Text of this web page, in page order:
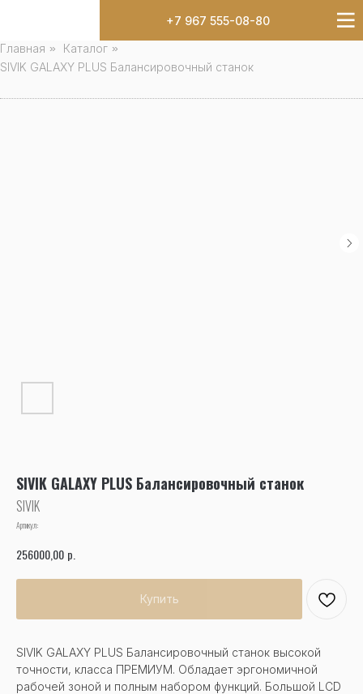
+7 967 555-08-80
Главная » Каталог »
SIVIK GALAXY PLUS Балансировочный станок
SIVIK GALAXY PLUS Балансировочный станок
SIVIK
Артикул:
256000,00 р.
Купить
SIVIK GALAXY PLUS Балансировочный станок высокой
точности, класса ПРЕМИУМ. Обладает эргономичной
рабочей зоной и полным набором функций. Большой LCD